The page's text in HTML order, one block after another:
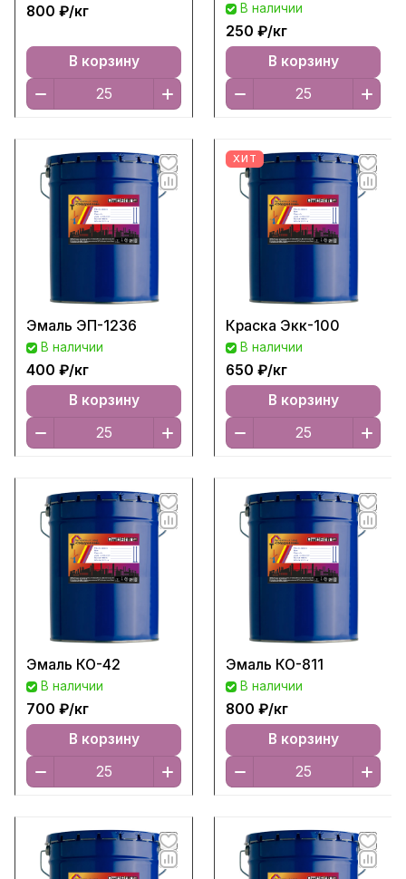
800 ₽/кг
В корзину
В наличии
250 ₽/кг
В корзину
Эмаль ЭП-1236
В наличии
400 ₽/кг
В корзину
ХИТ
Краска Экк-100
В наличии
650 ₽/кг
В корзину
Эмаль КО-42
В наличии
700 ₽/кг
В корзину
Эмаль КО-811
В наличии
800 ₽/кг
В корзину